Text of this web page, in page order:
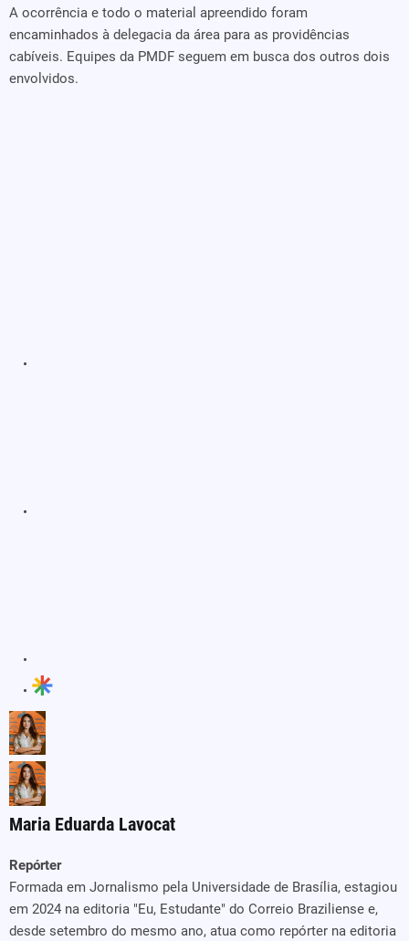
A ocorrência e todo o material apreendido foram
encaminhados à delegacia da área para as providências
cabíveis. Equipes da PMDF seguem em busca dos outros dois
envolvidos.
Maria Eduarda Lavocat
Repórter
Formada em Jornalismo pela Universidade de Brasília, estagiou
em 2024 na editoria "Eu, Estudante" do Correio Braziliense e,
desde setembro do mesmo ano, atua como repórter na editoria